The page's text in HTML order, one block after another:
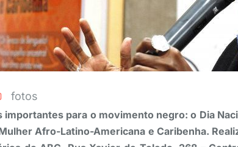
fotos
para o movimento negro: o Dia
Afro-Latino-Americana e Caribenha.